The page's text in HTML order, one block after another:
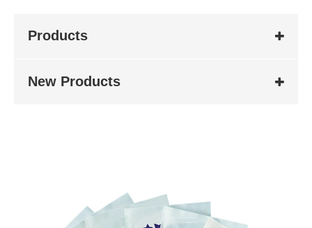
Products
New Products